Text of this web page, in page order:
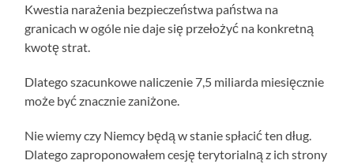
Kwestia narażenia bezpieczeństwa państwa na
granicach w ogóle nie daje się przełożyć na konkretną
kwotę strat.
Dlatego szacunkowe naliczenie 7,5 miliarda miesięcznie
może być znacznie zaniżone.
Nie wiemy czy Niemcy będą w stanie spłacić ten dług.
Dlatego zaproponowałem cesję terytorialną z ich strony